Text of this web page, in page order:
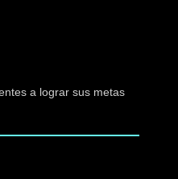
a lograr sus metas